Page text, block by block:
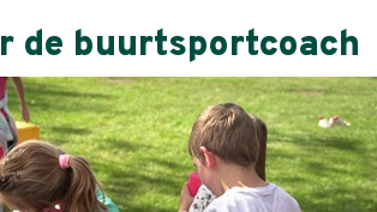
de buurtsportcoach